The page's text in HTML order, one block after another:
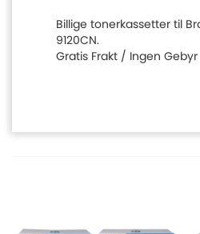
Billige tonerkassetter til
9120CN.
Gratis Frakt / Ingen Gebyr